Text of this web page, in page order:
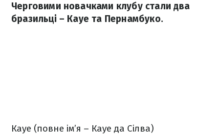
Черговими новачками клубу стали два
бразильці – Кауе та Пернамбуко.
Кауе (повне ім’я – Кауе да Сілва)